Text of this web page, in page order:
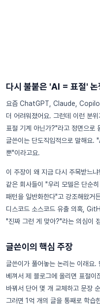
다시 불붙은 'AI = 표절' 논
요즘 ChatGPT, Claude, Copilot
더 어려워졌어요. 그런데 이런 분
표절 기계 아닌가?"라고 정면으
글쓴이는 단도직입적으로 말해요.
뿐"이라고요.
이 주장이 왜 지금 다시 주목받
같은 회사들이 "우리 모델은 단순
패턴을 일반화한다"고 강조해왔거
디스코드 소스코드 유출 의혹,
"진짜 그런 게 맞아?"라는 의심이
글쓴이의 핵심 주장
글쓴이가 풀어놓는 논리는 이래요
베껴서 제 블로그에 올리면 표절
바꿔서 단어 몇 개 교체하고 문장
그러면 1억 개의 글을 통째로 학습